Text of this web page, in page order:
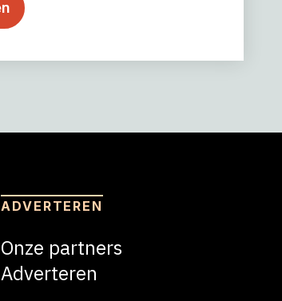
ADVERTEREN
Onze partners
Adverteren